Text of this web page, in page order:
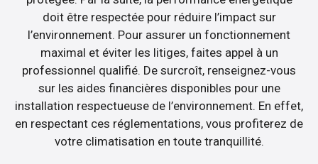
doit être respectée pour réduire l’impact sur
l’environnement. Pour assurer un fonctionnement
maximal et éviter les litiges, faites appel à un
professionnel qualifié. De surcroît, renseignez-vous
sur les aides financières disponibles pour une
installation respectueuse de l’environnement. En effet,
en respectant ces réglementations, vous profiterez de
votre climatisation en toute tranquillité.